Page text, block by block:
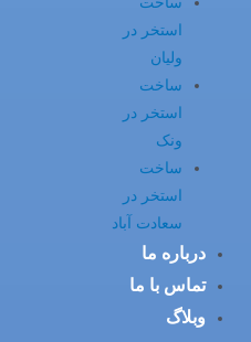
استخر در
ولیان
ساخت
استخر در
ونک
ساخت
استخر در
سعادت آباد
درباره ما
تماس با ما
وبلاگ